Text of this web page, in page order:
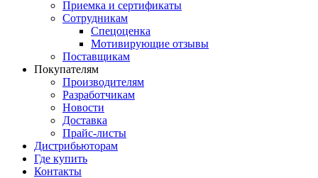
Приемка и сертификаты
Сотрудникам
Спецоценка
Мотивирующие отзывы
Поставщикам
Покупателям
Производителям
Разработчикам
Новости
Доставка
Прайс-листы
Дистрибьюторам
Где купить
Контакты